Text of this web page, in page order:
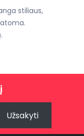
stiliaus,
Užsakyti